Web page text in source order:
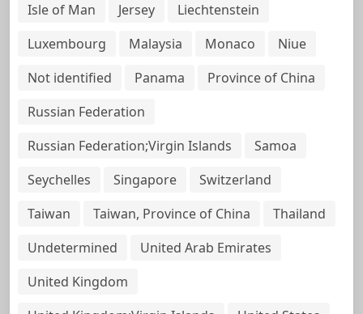
Isle of Man
Jersey
Liechtenstein
Luxembourg
Malaysia Monaco
Niue
Not identified
Panama
Province of China
Russian Federation
Russian Federation;Virgin Islands
Samoa
Seychelles
Singapore
Switzerland
Taiwan
Taiwan, Province of China
Thailand
Undetermined
United Arab Emirates
United Kingdom